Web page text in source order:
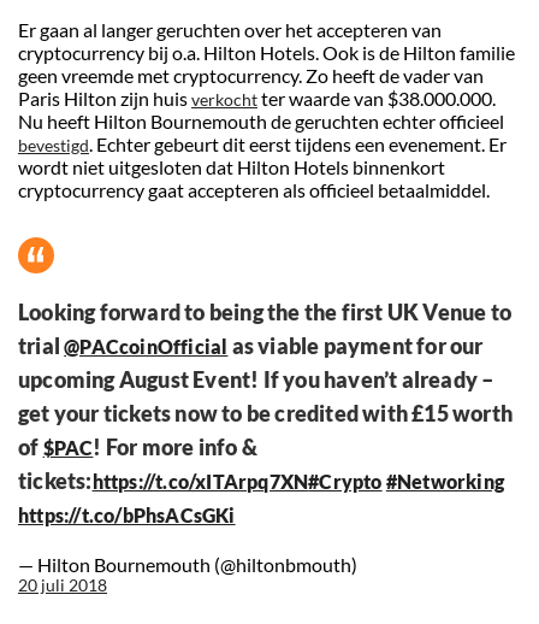
Er gaan al langer geruchten over het accepteren van
cryptocurrency bij o.a. Hilton Hotels. Ook is de Hilton familie
geen vreemde met cryptocurrency. Zo heeft de vader van
Paris Hilton zijn huisverkochtter waarde van $38.000.000.
Nu heeft Hilton Bournemouth de geruchten echter officieel
bevestigd. Echter gebeurt dit eerst tijdens een evenement. Er
wordt niet uitgesloten dat Hilton Hotels binnenkort
cryptocurrency gaat accepteren als officieel betaalmiddel.
Looking forward to being the the first UK Venue to
trial@PACcoinOfficial as viable payment for our
upcoming August Event! If you haven’t already –
get your tickets now to be credited with £15 worth
of $PAC! For more info &
tickets: https://t.co/xITArpq7XN#Crypto #Networking
https://t.co/bPhsACsGKi
— Hilton Bournemouth (@hiltonbmouth)
20 juli 2018